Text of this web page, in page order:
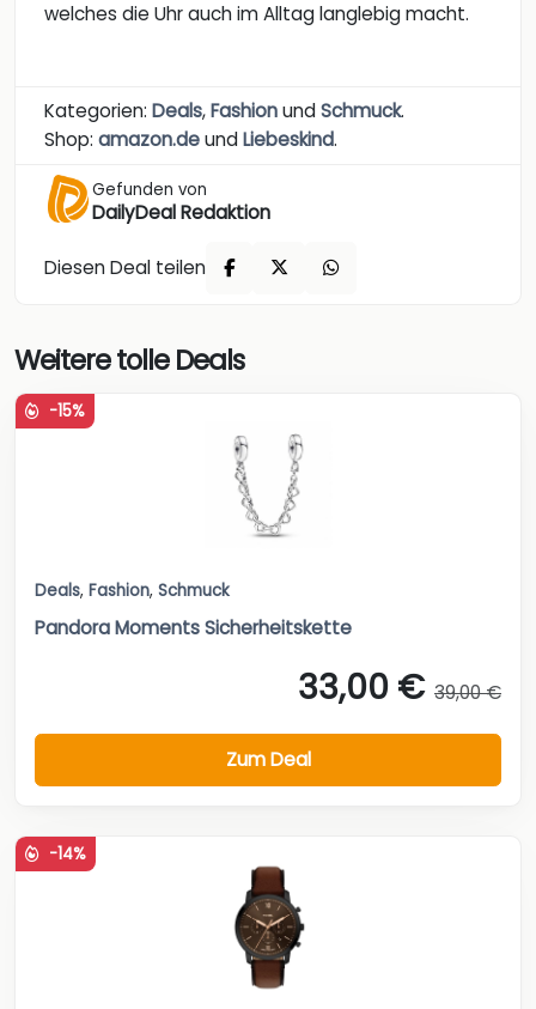
welches die Uhr auch im Alltag langlebig macht.
Kategorien: Deals,FashionundSchmuck.
Shop: amazon.deundLiebeskind.
Gefunden von
DailyDeal Redaktion
Diesen Deal teilen
Weitere tolle Deals
-15%
Deals, Fashion, Schmuck
Pandora Moments Sicherheitskette
33,00 € 39,00 €
Zum Deal
-14%